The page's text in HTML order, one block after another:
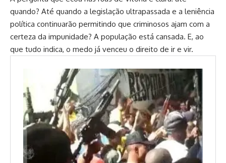
quando? Até quando a legislação ultrapassada e a leniência
política continuarão permitindo que criminosos ajam com a
certeza da impunidade? A população está cansada. E, ao
que tudo indica, o medo já venceu o direito de ir e vir.